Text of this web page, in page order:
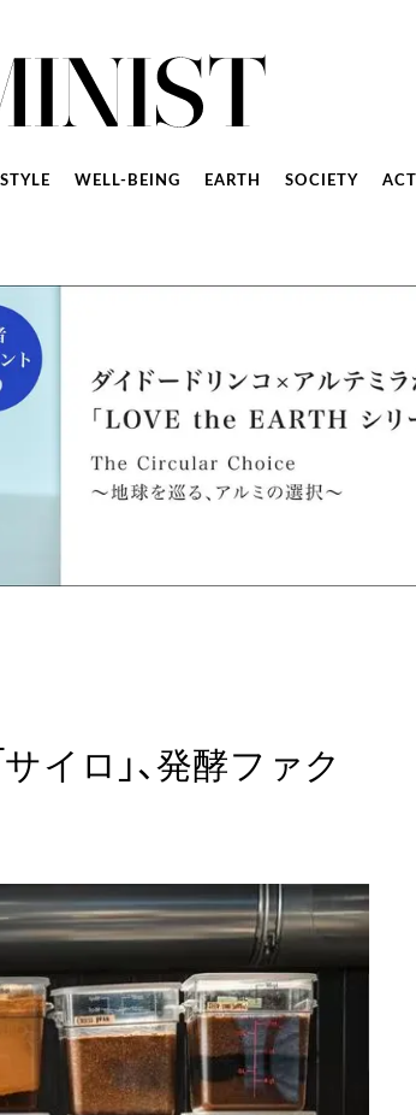
WELL-BEING EARTH SOCIETY
イロ」、発酵ファク